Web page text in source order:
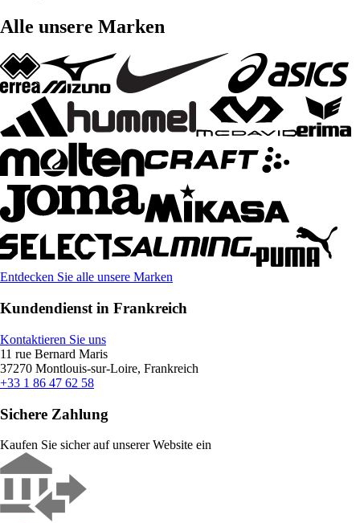
Alle unsere Marken
Entdecken Sie alle unsere Marken
Kundendienst in Frankreich
Kontaktieren Sie uns
11 rue Bernard Maris
37270 Montlouis-sur-Loire, Frankreich
+33 1 86 47 62 58
Sichere Zahlung
Kaufen Sie sicher auf unserer Website ein